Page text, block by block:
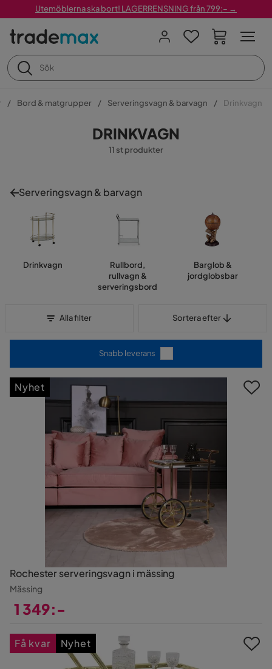
Utemöblerna ska bort! LAGERRENSNING från 799:– →
Bord & matgrupper Serveringsvagn & barvagn Drinkvagn
DRINKVAGN
11 st produkter
Serveringsvagn & barvagn
Drinkvagn
Rullbord,
rullvagn &
serveringsbord
Barglob &
jordglobsbar
Alla filter Sortera efter
Snabb leverans
Rochester serveringsvagn i mässing
Mässing
1 349:-
Nyhet
Få kvar Nyhet